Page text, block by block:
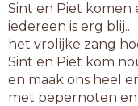
Sint en Piet komen
iedereen is erg blij..
het vrolijke zang
Sint en Piet kom
en maak ons heel
met pepernoten en